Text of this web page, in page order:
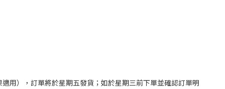
用），訂單將於星期五發貨；如於星期三前下單並確認訂單明